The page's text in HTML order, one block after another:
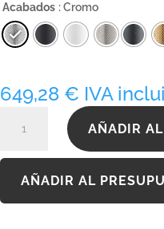
Acabados : Cromo
649,28 € IVA
NAT090C1CR01
cantidad
AÑADIR
AÑADIR AL